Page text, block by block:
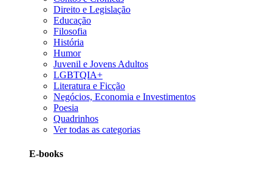
Direito e Legislação
Educação
Filosofia
História
Humor
Juvenil e Jovens Adultos
LGBTQIA+
Literatura e Ficção
Negócios, Economia e Investimentos
Poesia
Quadrinhos
Ver todas as categorias
E-books